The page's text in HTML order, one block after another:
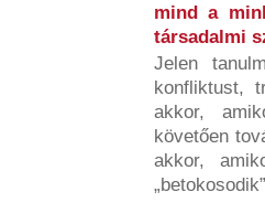
mind a
társadalmi
Jelen
konfliktust,
akkor,
követően
akkor,